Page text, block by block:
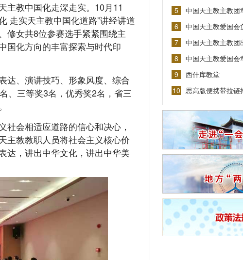
教中国化走深走实。10月11
走实天主教中国化道路”讲经讲道
修女共8位参赛选手紧紧围绕主
国化方向的丰富探索与时代印
、演讲技巧、形象风度、综合
、三等奖3名，优秀奖2名，省三
会相适应道路的信心和决心，
主教教职人员将社会主义核心价
达，讲出中华文化，讲出中华美
5
中国天主教主教团
6
中国天主教爱国会
7
中国天主教主教
8
中国天主教爱国会
9
西什库教堂
10 思高版便携带拉